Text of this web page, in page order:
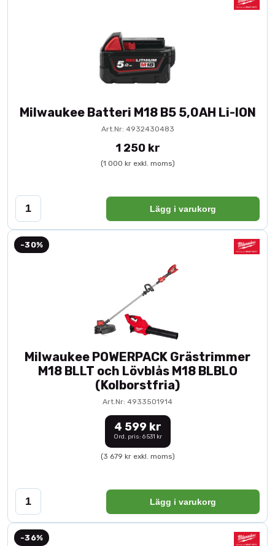
Milwaukee Batteri M18 B5 5,0AH Li-ION
Art.Nr: 4932430483
1 250 kr
(1 000 kr exkl. moms)
Lägg i varukorg
-30%
Milwaukee POWERPACK Grästrimmer
M18 BLLT och Lövblås M18 BLBLO
(Kolborstfria)
Art.Nr: 4933501914
4 599 kr
Ord. pris: 6 531 kr
(3 679 kr exkl. moms)
Lägg i varukorg
-36%